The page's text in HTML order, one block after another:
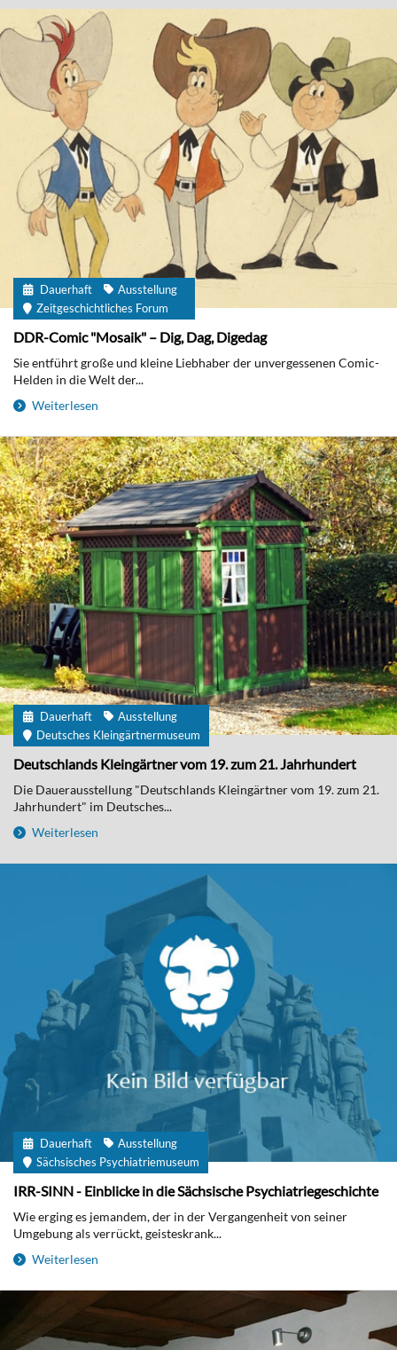
Dauerhaft
Ausstellung
Zeitgeschichtliches Forum
DDR-Comic "Mosaik" – Dig, Dag, Digedag
Sie entführt große und kleine Liebhaber der unvergessenen Comic-
Helden in die Welt der...
Weiterlesen
Dauerhaft
Ausstellung
Deutsches Kleingärtnermuseum
Deutschlands Kleingärtner vom 19. zum 21. Jahrhundert
Die Dauerausstellung "Deutschlands Kleingärtner vom 19. zum 21.
Jahrhundert" im Deutsches...
Weiterlesen
Dauerhaft
Ausstellung
Sächsisches Psychiatriemuseum
IRR-SINN - Einblicke in die Sächsische Psychiatriegeschichte
Wie erging es jemandem, der in der Vergangenheit von seiner
Umgebung als verrückt, geisteskrank...
Weiterlesen